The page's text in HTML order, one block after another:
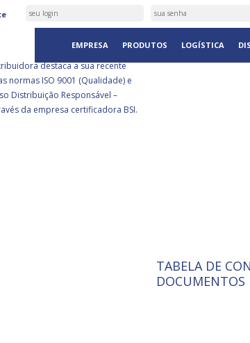
EMPRESA PRODUTOS LOGÍSTICA
DISTRIBUIDORA É
PELA BSI
destaca a sua recente
normas ISO 9001 (Qualidade) e
Distribuição Responsável –
da empresa certificadora BSI.
ISO 9001:
A
TABELA DE
DOCUMENTOS